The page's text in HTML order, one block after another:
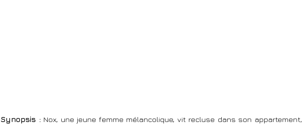
Synopsis : Nox, une jeune femme mélancolique, vit recluse dans son